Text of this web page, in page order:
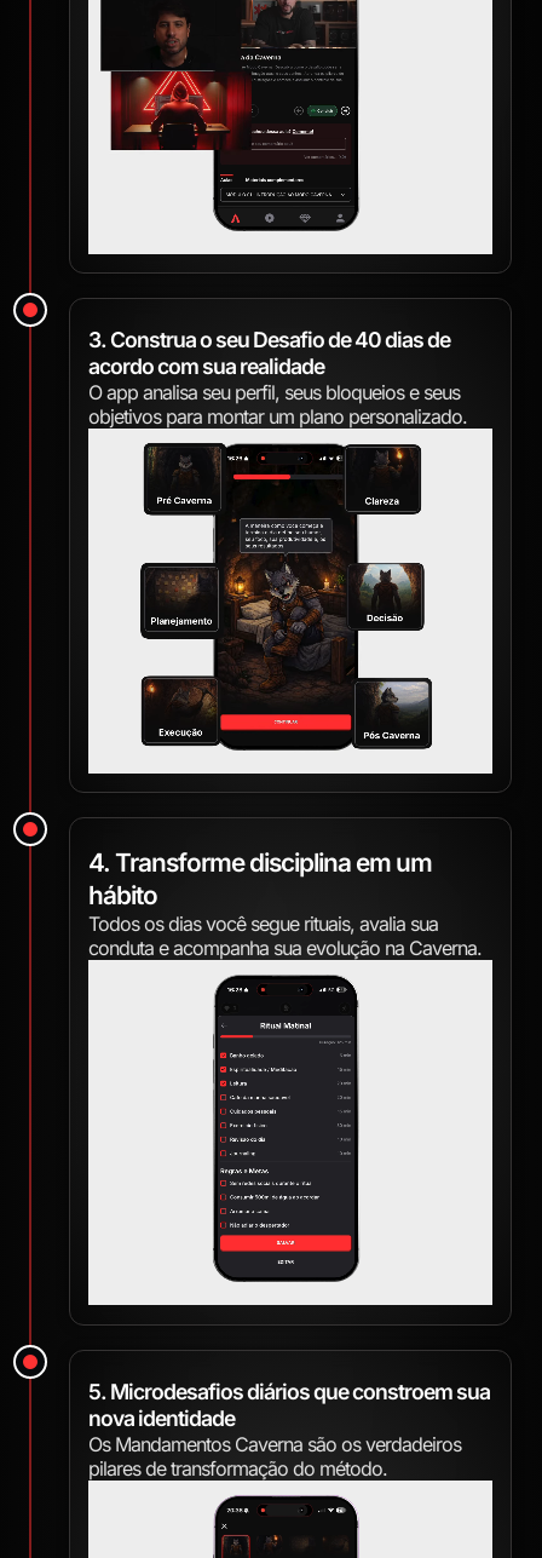
3. Construa o seu Desafio de 40 dias de
acordo com sua realidade
O app analisa seu perfil, seus bloqueios e seus
objetivos para montar um plano personalizado.
4. Transforme disciplina em um
hábito
Todos os dias você segue rituais, avalia sua
conduta e acompanha sua evolução na Caverna.
5. Microdesafios diários que constroem sua
nova identidade
Os Mandamentos Caverna são os verdadeiros
pilares de transformação do método.